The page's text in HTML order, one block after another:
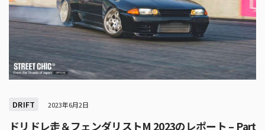
DRIFT 2023年6月2日
ドリドレ走＆フェンダリストM 2023のレポート – Part